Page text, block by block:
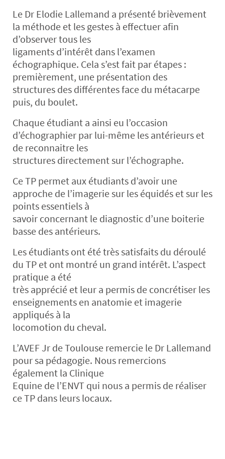
Le Dr Elodie Lallemand a présenté brièvement
la méthode et les gestes à effectuer afin
d’observer tous les
ligaments d’intérêt dans l’examen
échographique. Cela s’est fait par étapes :
premièrement, une présentation des
structures des différentes face du métacarpe
puis, du boulet.
Chaque étudiant a ainsi eu l’occasion
d’échographier par lui-même les antérieurs et
de reconnaitre les
structures directement sur l’échographe.
Ce TP permet aux étudiants d’avoir une
approche de l’imagerie sur les équidés et sur les
points essentiels à
savoir concernant le diagnostic d’une boiterie
basse des antérieurs.
Les étudiants ont été très satisfaits du déroulé
du TP et ont montré un grand intérêt. L’aspect
pratique a été
très apprécié et leur a permis de concrétiser les
enseignements en anatomie et imagerie
appliqués à la
locomotion du cheval.
L’AVEF Jr de Toulouse remercie le Dr Lallemand
pour sa pédagogie. Nous remercions
également la Clinique
Equine de l’ENVT qui nous a permis de réaliser
ce TP dans leurs locaux.